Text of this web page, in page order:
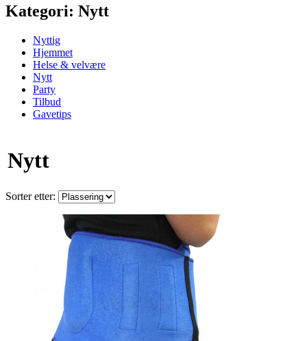
Kategori: Nytt
Nyttig
Hjemmet
Helse & velvære
Nytt
Party
Tilbud
Gavetips
Nytt
Sorter etter: